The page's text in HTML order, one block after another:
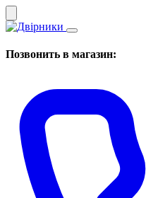
Позвонить в магазин: